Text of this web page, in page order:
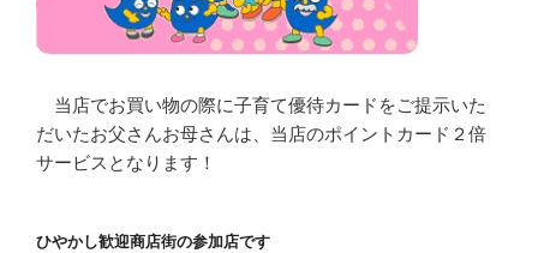
当店でお買い物の際に子育て優待カードをご提示いた
だいたお父さんお母さんは、当店のポイントカード２倍
サービスとなります！
ひやかし歓迎商店街の参加店です